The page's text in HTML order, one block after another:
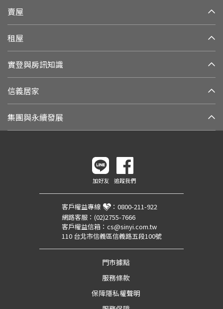
賣屋
租屋
實登與房訊知識
信義居家
集團與永續發展
加好友 追蹤我們
客戶權益專線 ： 0800-211-922
網路客服： (02)2755-7666
客戶權益信箱： cs@sinyi.com.tw
110 台北市信義區信義路五段100號
門市據點
服務條款
保障隱私權聲明